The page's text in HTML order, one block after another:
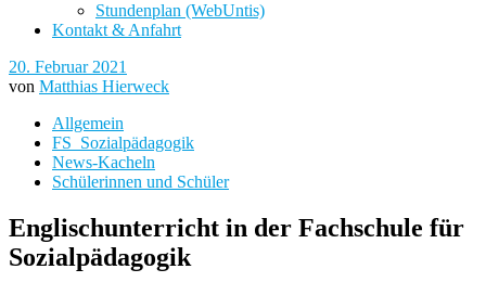
Stundenplan (WebUntis)
Kontakt & Anfahrt
20. Februar 2021
von Matthias Hierweck
Allgemein
FS_Sozialpädagogik
News-Kacheln
Schülerinnen und Schüler
Englischunterricht in der Fachschule für
Sozialpädagogik